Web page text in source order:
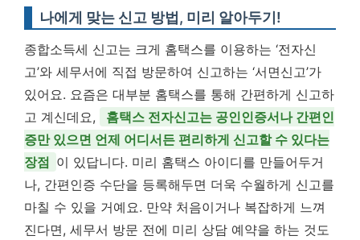
나에게 맞는 신고 방법, 미리 알아두기!
종합소득세 신고는 크게 홈택스를 이용하는 ‘전자신
고’와 세무서에 직접 방문하여 신고하는 ‘서면신고’가
있어요. 요즘은 대부분 홈택스를 통해 간편하게 신고하
고 계신데요,
홈택스 전자신고는 공인인증서나 간편인
증만 있으면 언제 어디서든 편리하게 신고할 수 있다는
장점 이 있답니다. 미리 홈택스 아이디를 만들어두거
나, 간편인증 수단을 등록해두면 더욱 수월하게 신고를
마칠 수 있을 거예요. 만약 처음이거나 복잡하게 느껴
진다면, 세무서 방문 전에 미리 상담 예약을 하는 것도